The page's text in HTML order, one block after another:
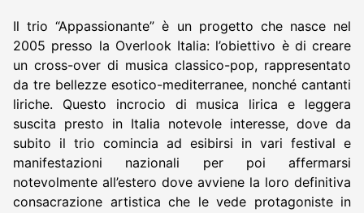
Il trio “Appassionante” è un progetto che nasce nel
2005 presso la Overlook Italia: l’obiettivo è di creare
un cross-over di musica classico-pop, rappresentato
da tre bellezze esotico-mediterranee, nonché cantanti
liriche. Questo incrocio di musica lirica e leggera
suscita presto in Italia notevole interesse, dove da
subito il trio comincia ad esibirsi in vari festival e
manifestazioni nazionali per poi affermarsi
notevolmente all’estero dove avviene la loro definitiva
consacrazione artistica che le vede protagoniste in